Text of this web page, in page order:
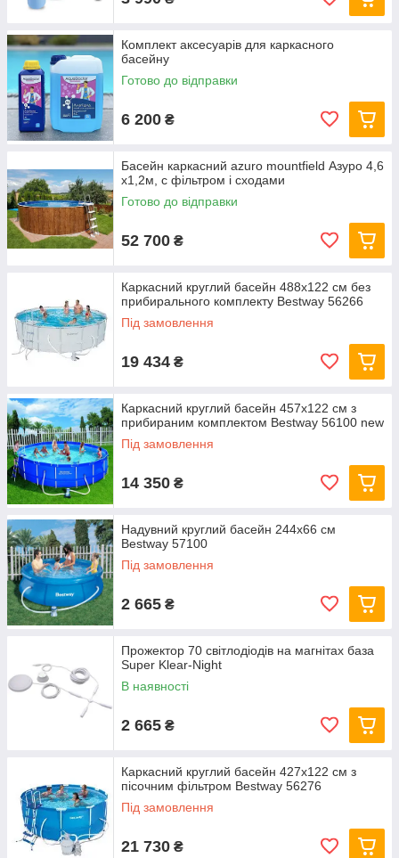
Комплект аксесуарів для каркасного
басейну
Готово до відправки
6 200 ₴
Басейн каркасний azuro mountfield Азуро 4,6
х1,2м, c фільтром і сходами
Готово до відправки
52 700 ₴
Каркасний круглий басейн 488x122 см без
прибирального комплекту Bestway 56266
Під замовлення
19 434 ₴
Каркасний круглий басейн 457x122 см з
прибираним комплектом Bestway 56100 new
Під замовлення
14 350 ₴
Надувний круглий басейн 244х66 см
Bestway 57100
Під замовлення
2 665 ₴
Прожектор 70 світлодіодів на магнітах база
Super Klear-Night
В наявності
2 665 ₴
Каркасний круглий басейн 427x122 см з
пісочним фільтром Bestway 56276
Під замовлення
21 730 ₴